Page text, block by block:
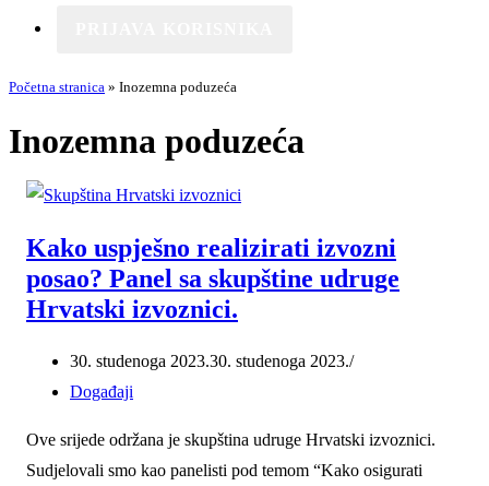
Početna stranica » Inozemna poduzeća
Inozemna poduzeća
Kako uspješno realizirati izvozni
posao? Panel sa skupštine udruge
Hrvatski izvoznici.
30. studenoga 2023.30. studenoga 2023.
Događaji
Ove srijede održana je skupština udruge Hrvatski izvoznici.
Sudjelovali smo kao panelisti pod temom “Kako osigurati